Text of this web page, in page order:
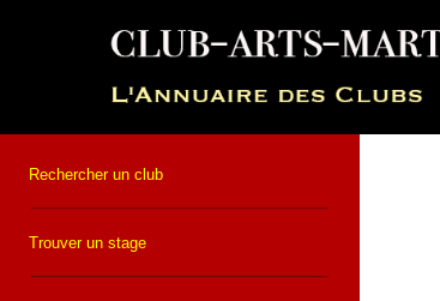
Rechercher un club
Trouver un stage